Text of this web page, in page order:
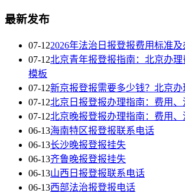
最新发布
07-122026年法治日报登报费用标准
07-12北京青年报登报指南：北京办
模板
07-12新京报登报需要多少钱？北京
07-12北京日报登报办理指南：费用
07-12北京晚报登报办理指南：费用
06-13海南特区报登报联系电话
06-13长沙晚报登报挂失
06-13齐鲁晚报登报挂失
06-13山西日报登报联系电话
06-13西部法治报登报电话